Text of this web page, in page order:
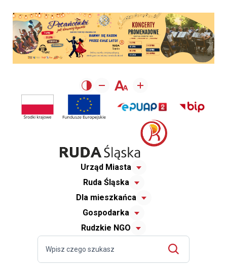
Urząd Miasta
Ruda Śląska
Dla mieszkańca
Gospodarka
Rudzkie NGO